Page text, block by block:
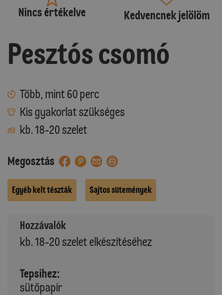
Nincs értékelve Kedvencnek jelölöm
Pesztós csomó
Több, mint 60 perc
Kis gyakorlat szükséges
kb. 18-20 szelet
Megosztás
Egyéb kelt tészták Sajtos sütemények
Hozzávalók
kb. 18-20 szelet elkészítéséhez
Tepsihez:
sütőpapír